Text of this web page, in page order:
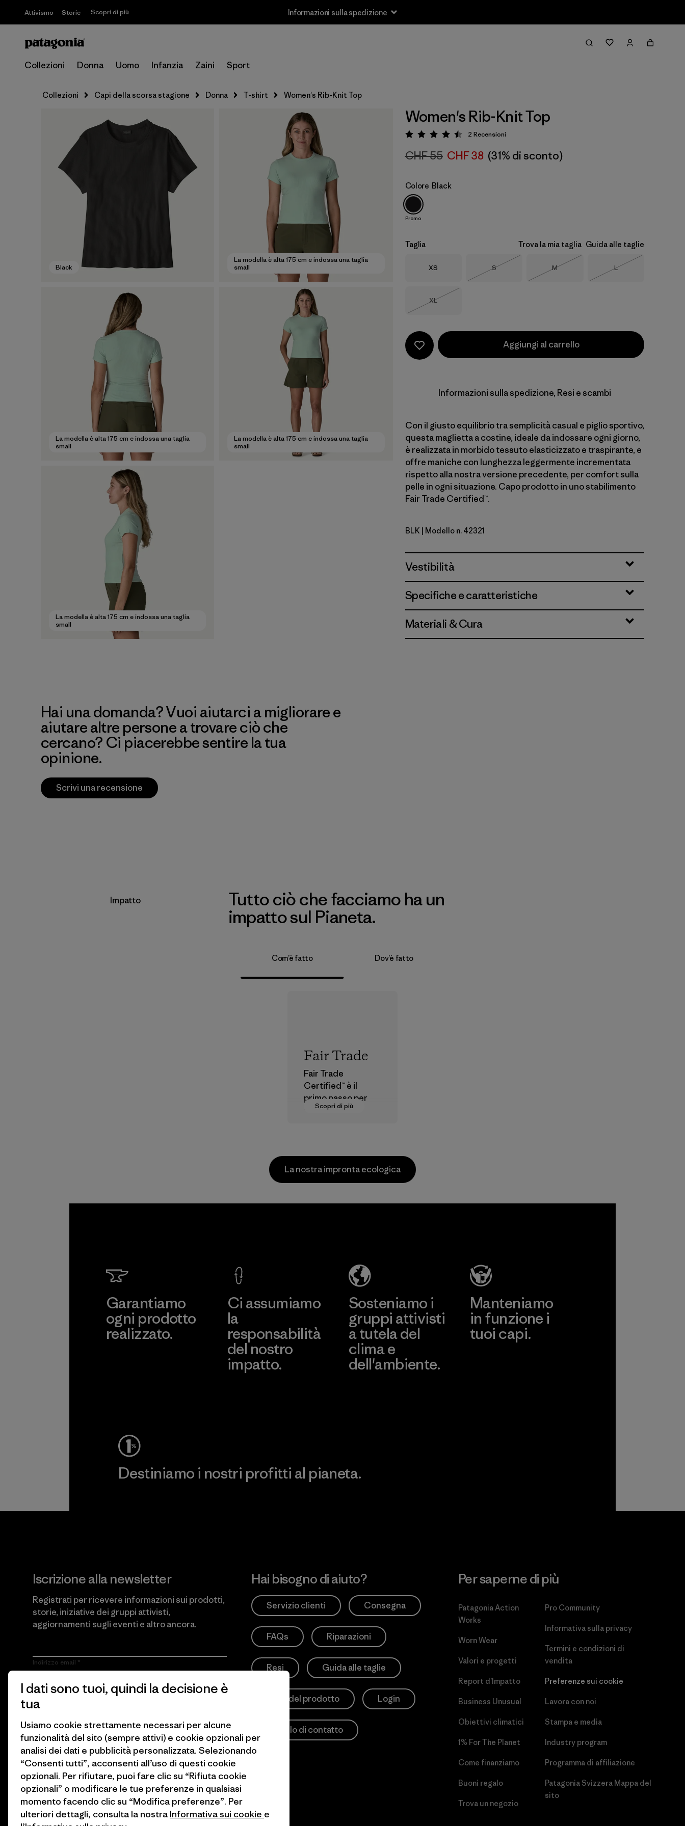
Attivismo Storie Scopri di più Informazioni sulla spedizione
Collezioni Donna Uomo Infanzia Zaini Sport
Collezioni Capi della scorsa stagione Donna T-shirt Women's Rib-Knit Top
Black
La modella è alta 175 cm e indossa una taglia
small
La modella è alta 175 cm e indossa una taglia
small
La modella è alta 175 cm e indossa una taglia
small
La modella è alta 175 cm e indossa una taglia
small
Women's Rib-Knit Top
Valutazione: 4.5 / 5
2 Recensioni
CHF 55 CHF 38 (31% di sconto)
Colore Black
Promo
Taglia Trova la mia taglia Guida alle taglie
Taglia
XS Taglia
S
Taglia
M
Taglia
L
Taglia
XL
Aggiungi al carrello
Informazioni sulla spedizione, Resi e scambi
Con il giusto equilibrio tra semplicità casual e piglio sportivo,
questa maglietta a costine, ideale da indossare ogni giorno,
è realizzata in morbido tessuto elasticizzato e traspirante, e
offre maniche con lunghezza leggermente incrementata
rispetto alla nostra versione precedente, per comfort sulla
pelle in ogni situazione. Capo prodotto in uno stabilimento
Fair Trade Certified™.
Black
BLK | Modello n. 42321
Vestibilità
Specifiche e caratteristiche
Materiali & Cura
Hai una domanda? Vuoi aiutarci a migliorare e
aiutare altre persone a trovare ciò che
cercano? Ci piacerebbe sentire la tua
opinione.
Scrivi una recensione
Impatto
Tutto ciò che facciamo ha un
impatto sul Pianeta.
Com’è fatto Dov’è fatto
Scopri di più
Fair Trade
Fair Trade
Certified™ è il
primo passo per
pagare salari
fornitura.
Programma
Scopri di più
La nostra impronta ecologica
Garantiamo
ogni prodotto
realizzato.
Ci assumiamo
la
responsabilità
del nostro
impatto.
Sosteniamo i
gruppi attivisti
a tutela del
clima e
dell'ambiente.
Manteniamo
in funzione i
tuoi capi.
Destiniamo i nostri profitti al pianeta.
Iscrizione alla newsletter
Registrati per ricevere informazioni sui prodotti,
storie, iniziative dei gruppi attivisti,
aggiornamenti sugli eventi e altro ancora.
Indirizzo email
Cliccando sul pulsante Iscriviti, accetto che Patagonia utilizzi il
mio indirizzo e-mail e mi invii e-mail con informazioni sui
prodotti, storie, iniziative dei gruppi attivisti, aggiornamenti sugli
di Patagonia.
Iscriviti
Hai bisogno di aiuto?
Servizio clienti Consegna
FAQs Riparazioni
Resi Guida alle taglie
Cura del prodotto Login
Modulo di contatto
Per saperne di più
Patagonia Action
Works
Worn Wear
Valori e progetti
Report d’Impatto
Business Unusual
Obiettivi climatici
1% For The Planet
Come finanziamo
Buoni regalo
Trova un negozio
Pro Community
Informativa sulla privacy
Termini e condizioni di
vendita
Preferenze sui cookie
Lavora con noi
Stampa e media
Industry program
Programma di affiliazione
Patagonia Svizzera Mappa del
sito
I dati sono tuoi, quindi la decisione è
tua
Usiamo cookie strettamente necessari per alcune
funzionalità del sito (sempre attivi) e cookie opzionali per
analisi dei dati e pubblicità personalizzata. Selezionando
“Consenti tutti”, acconsenti all’uso di questi cookie
opzionali. Per rifiutare, puoi fare clic su “Rifiuta cookie
opzionali” o modificare le tue preferenze in qualsiasi
momento facendo clic su “Modifica preferenze”. Per
ulteriori dettagli, consulta la nostra Informativa sui cookie e